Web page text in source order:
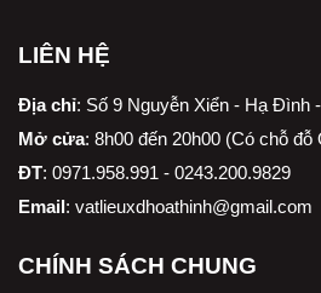
LIÊN HỆ
Địa chỉ: Số 9 Nguyễn Xiển - Hạ Đình
Mở cửa: 8h00 đến 20h00 (Có chỗ đỗ
ĐT: 0971.958.991 - 0243.200.9829
Email: vatlieuxdhoathinh@gmail.com
CHÍNH SÁCH CHUNG